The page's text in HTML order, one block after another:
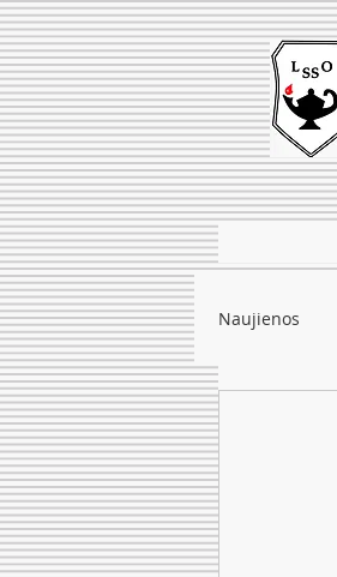
Naujienos